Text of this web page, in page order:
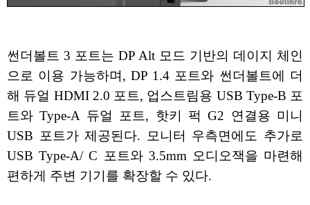
썬더볼트 3 포트는 DP Alt 모드 기반의 데이지 체인
으로 이용 가능하며, DP 1.4 포트와 썬더볼트에 더
해 듀얼 HDMI 2.0 포트, 업스트림용 USB Type-B 포
트와 Type-A 듀얼 포트, 핫키 퍽 G2 연결용 미니
USB 포트가 제공된다. 모니터 우측면에도 추가로
USB Type-A/ C 포트와 3.5mm 오디오잭을 마련해
편하게 주변 기기를 확장할 수 있다.